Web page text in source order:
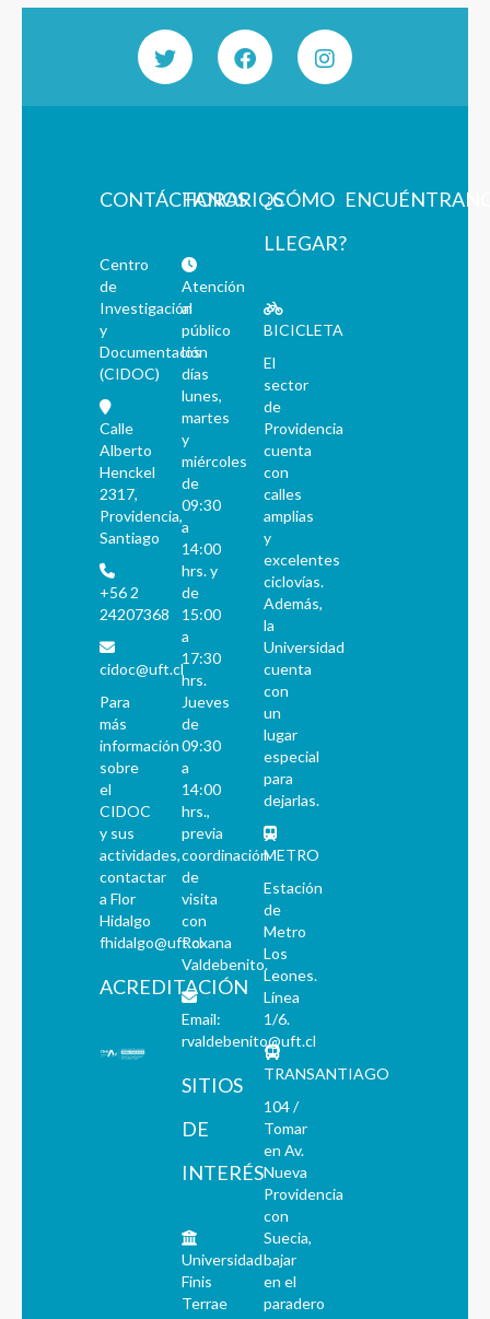
CONTÁCTANOS
Centro
de
Investigación
y
Documentación
(CIDOC)
Calle
Alberto
Henckel
2317,
Providencia,
Santiago
+56 2
24207368
cidoc@uft.cl
Para
más
información
sobre
el
CIDOC
y sus
actividades,
contactar
a Flor
Hidalgo
fhidalgo@uft.cl
ACREDITACIÓN
HORARIOS
Atención
al
público
los
días
lunes,
martes
y
miércoles
de
09:30
a
14:00
hrs. y
de
15:00
a
17:30
hrs.
Jueves
de
09:30
a
14:00
hrs.,
previa
coordinación
de
visita
con
Roxana
Valdebenito.
Email:
rvaldebenito@uft.cl
SITIOS
DE
INTERÉS
Universidad
Finis
Terrae
¿CÓMO
LLEGAR?
BICICLETA
El
sector
de
Providencia
cuenta
con
calles
amplias
y
excelentes
ciclovías.
Además,
la
Universidad
cuenta
con
un
lugar
especial
para
dejarlas.
METRO
Estación
de
Metro
Los
Leones.
Línea
1/6.
TRANSANTIAGO
104 /
Tomar
en Av.
Nueva
Providencia
con
Suecia,
bajar
en el
paradero